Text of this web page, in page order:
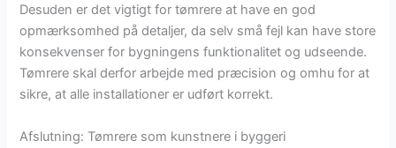
Desuden er det vigtigt for tømrere at have en god
opmærksomhed på detaljer, da selv små fejl kan have store
konsekvenser for bygningens funktionalitet og udseende.
Tømrere skal derfor arbejde med præcision og omhu for at
sikre, at alle installationer er udført korrekt.
Afslutning: Tømrere som kunstnere i byggeri